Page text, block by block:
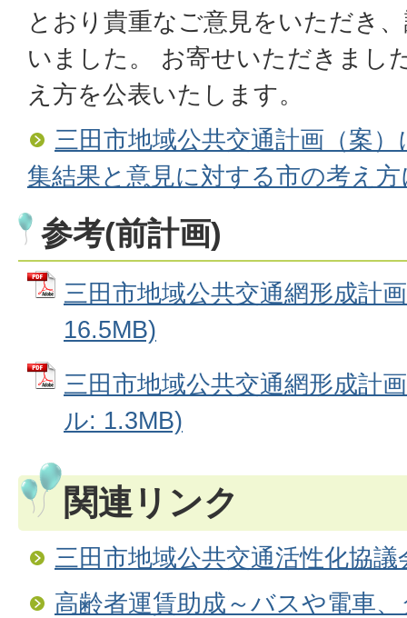
とおり貴重なご意見をいただき
いました。 お寄せいただきまし
え方を公表いたします。
三田市地域公共交通計画（案
集結果と意見に対する市の考え
参考(前計画)
三田市地域公共交通網形成計
16.5MB)
三田市地域公共交通網形成計
ル: 1.3MB)
関連リンク
三田市地域公共交通活性化協議
高齢者運賃助成～バスや電車